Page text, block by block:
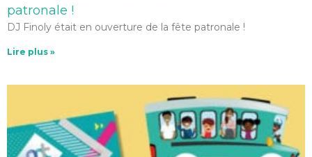
patronale !
DJ Finoly était en ouverture de la fête patronale !
Lire plus »